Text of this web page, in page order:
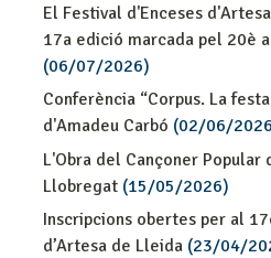
El Festival d'Enceses
17a edició marcada pel 20è
(06/07/2026)
Conferència “Corpus. La
d'Amadeu Carbó (02/06/
L'Obra del Cançoner Popular
Llobregat (15/05/2026)
Inscripcions obertes per al
d’Artesa de Lleida (23/04/